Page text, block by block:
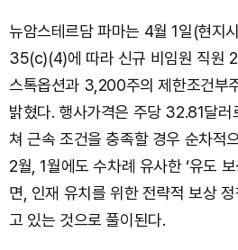
뉴암스테르담 파마는 4월 1일(현지
35(c)(4)에 따라 신규 비임원 직원
스톡옵션과 3,200주의 제한조건부
밝혔다. 행사가격은 주당 32.81달러
쳐 근속 조건을 충족할 경우 순차적
2월, 1월에도 수차례 유사한 ‘유도
면, 인재 유치를 위한 전략적 보상
고 있는 것으로 풀이된다.